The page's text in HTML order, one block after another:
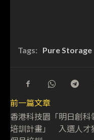
Tags: Pure Storage
前一篇文章
香港科技園「明日創科
培訓計畫」 入選人才